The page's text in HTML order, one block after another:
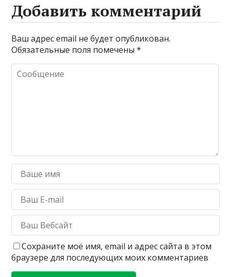
Добавить комментарий
Ваш адрес email не будет опубликован.
Обязательные поля помечены*
Сохраните моё имя, email и адрес сайта в этом
браузере для последующих моих комментариев